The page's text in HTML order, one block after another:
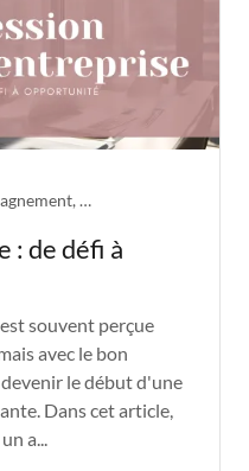
Accompagnement, Cession entreprise
: de défi à
souvent perçue
avec le bon
le début d'une
Dans cet article,
a...